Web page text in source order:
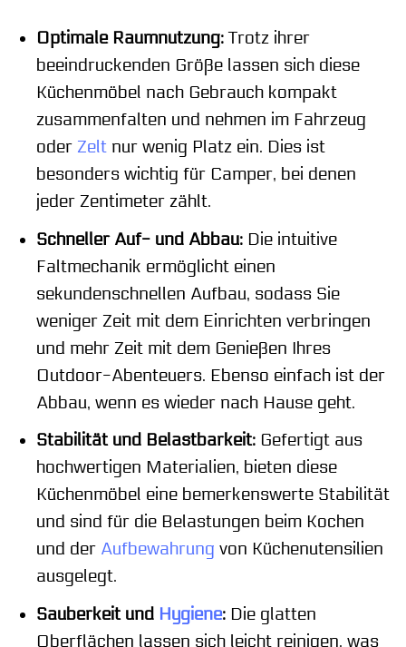
Optimale Raumnutzung:Trotz ihrer
beeindruckenden Größe lassen sich diese
Küchenmöbel nach Gebrauch kompakt
zusammenfalten und nehmen im Fahrzeug
oder Zeltnur wenig Platz ein. Dies ist
besonders wichtig für Camper, bei denen
jeder Zentimeter zählt.
Schneller Auf- und Abbau:Die intuitive
Faltmechanik ermöglicht einen
sekundenschnellen Aufbau, sodass Sie
weniger Zeit mit dem Einrichten verbringen
und mehr Zeit mit dem Genießen Ihres
Outdoor-Abenteuers. Ebenso einfach ist der
Abbau, wenn es wieder nach Hause geht.
Stabilität und Belastbarkeit:Gefertigt aus
hochwertigen Materialien, bieten diese
Küchenmöbel eine bemerkenswerte Stabilität
und sind für die Belastungen beim Kochen
und der Aufbewahrung von Küchenutensilien
ausgelegt.
Sauberkeit und Hygiene:Die glatten
Oberflächen lassen sich leicht reinigen, was